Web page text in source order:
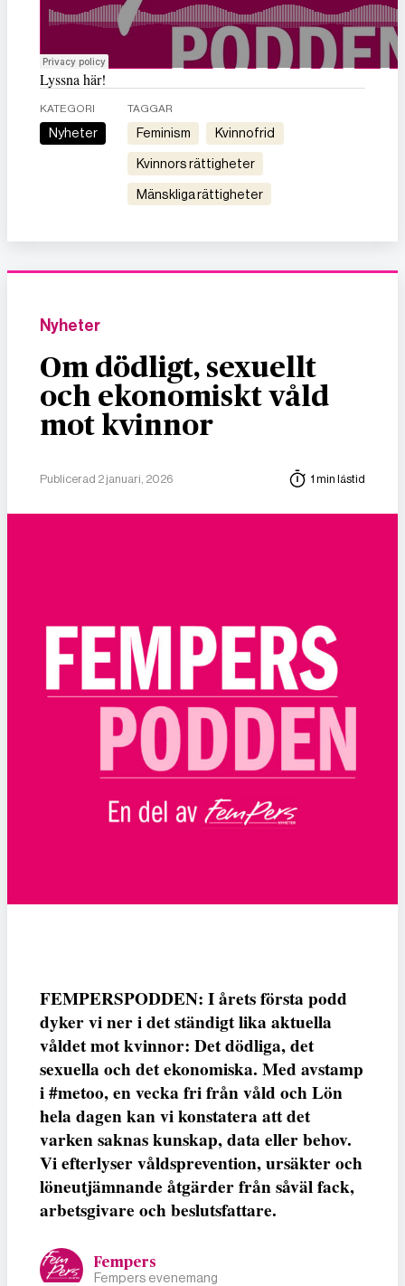
Lyssna här!
KATEGORI
Nyheter
TAGGAR
feminism kvinnofrid
kvinnors rättigheter
mänskliga rättigheter
Nyheter
Om dödligt, sexuellt
och ekonomiskt våld
mot kvinnor
Publicerad 2 januari, 2026 1 min lästid
FEMPERSPODDEN: I årets första podd
dyker vi ner i det ständigt lika aktuella
våldet mot kvinnor: Det dödliga, det
sexuella och det ekonomiska. Med avstamp
i #metoo, en vecka fri från våld och Lön
hela dagen kan vi konstatera att det
varken saknas kunskap, data eller behov.
Vi efterlyser våldsprevention, ursäkter och
löneutjämnande åtgärder från såväl fack,
arbetsgivare och beslutsfattare.
Fempers
Fempers evenemang